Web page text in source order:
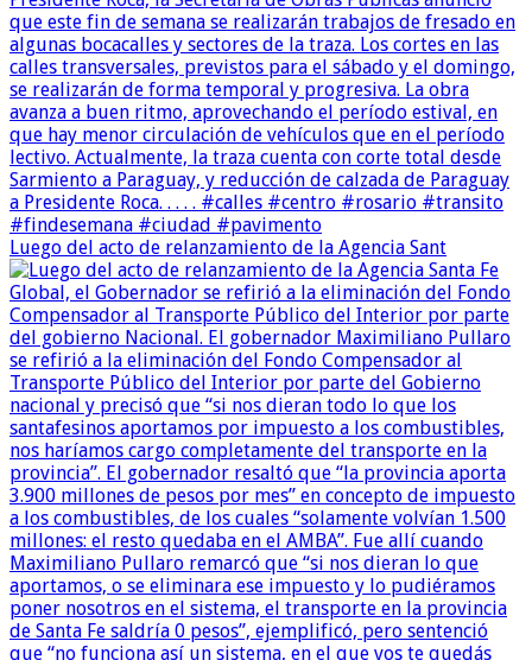
Luego del acto de relanzamiento de la Agencia Sant